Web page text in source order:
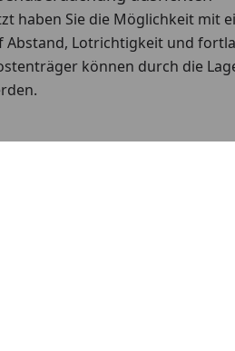
haben Sie die Möglichkeit mit
Abstand, Lotrichtigkeit und
können durch die